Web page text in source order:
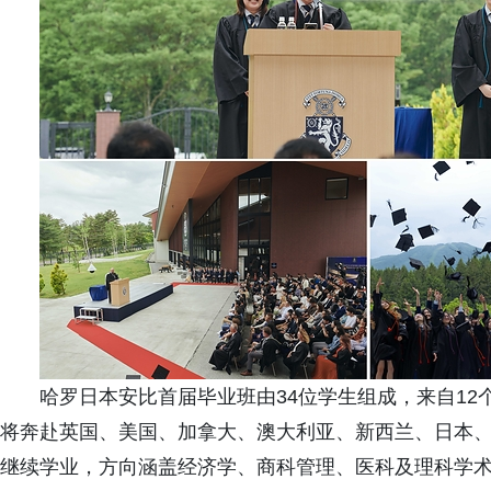
哈罗日本安比首届毕业班由34位学生组成，来自
将奔赴英国、美国、加拿大、澳大利亚、新西兰、日本
继续学业，方向涵盖经济学、商科管理、医科及理科学